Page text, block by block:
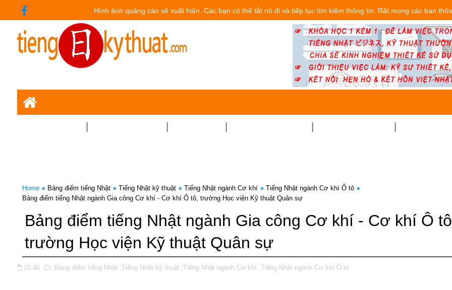
Hình ảnh quảng cáo sẽ xuất hiện. Các bạn có thể tắt nó đi và tiếp tục tìm kiếm thông tin. Rất mong các bạn
Home Bảng điểm tiếng Nhật Tiếng Nhật kỹ thuật Tiếng Nhật ngành Cơ khí
Tiếng Nhật ngành Cơ khí Ô tô
Bảng điểm tiếng Nhật ngành Gia công Cơ khí - Cơ khí Ô tô, trường Học viện Kỹ thuật Quân sự
Bảng điểm tiếng Nhật ngành Gia công Cơ khí - Cơ khí Ô
trường Học viện Kỹ thuật Quân sự
21:46 ,Bảng điểm tiếng Nhật ,Tiếng Nhật kỹ thuật ,Tiếng Nhật ngành Cơ khí ,Tiếng Nhật ngành Cơ khí Ô tô